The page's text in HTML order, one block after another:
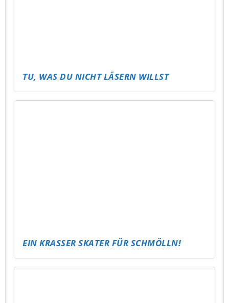
NEUE BÄNKE FÜR SCHMÖLLN!
PARTY TO GO – JUGENDWEIHE & 18.
GEBURTSTAGE FEIERN WIE NIE ZUVOR!